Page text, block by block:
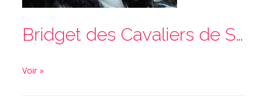
Bridget des Cavaliers de Septimanie
Voir »